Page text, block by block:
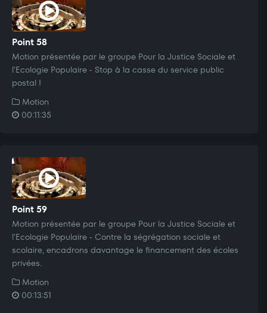
Point 58
Motion présentée par le groupe Pour la Justice Sociale et
l'Ecologie Populaire - Stop à la casse du service public
postal !
Motion
00:11:35
Point 59
Motion présentée par le groupe Pour la Justice Sociale et
l'Ecologie Populaire - Contre la ségrégation sociale et
scolaire, encadrons davantage le financement des écoles
privées.
Motion
00:13:51